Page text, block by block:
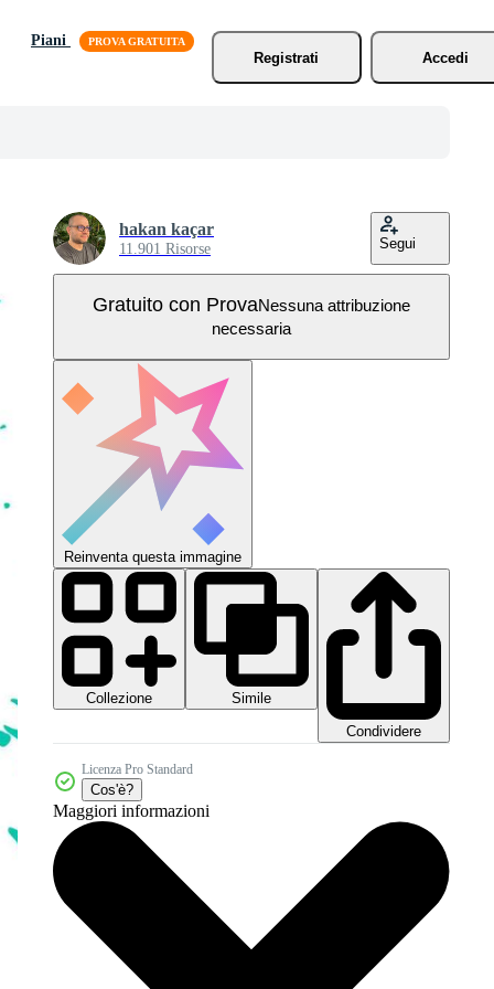
Piani
Registrati
Accedi
hakan kaçar
11.901 Risorse Segui
Gratuito con ProvaNessuna attribuzione
necessaria
Reinventa questa immagine
Collezione
Simile
Condividere
Licenza Pro Standard
Cos'è?
Maggiori informazioni